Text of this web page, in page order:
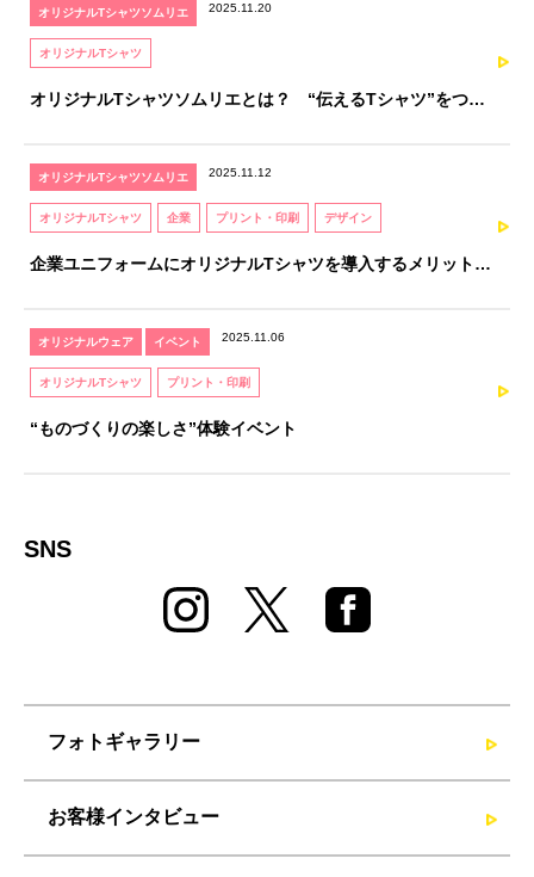
オリジナルTシャツソムリエ 2025.11.20
オリジナルTシャツ
オリジナルTシャツソムリエとは？ “伝えるTシャツ”をつく
オリジナルTシャツソムリエ 2025.11.12
オリジナルTシャツ 企業 プリント・印刷 デザイン
企業ユニフォームにオリジナルTシャツを導入するメリットと
オリジナルウェア イベント 2025.11.06
オリジナルTシャツ プリント・印刷
“ものづくりの楽しさ”体験イベント
SNS
フォトギャラリー
お客様インタビュー